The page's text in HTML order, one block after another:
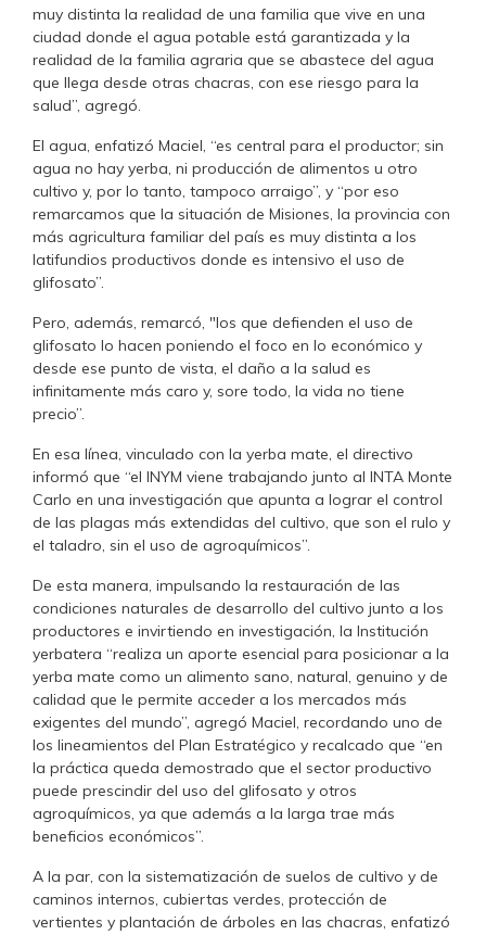
muy distinta la realidad de una familia que vive en una
ciudad donde el agua potable está garantizada y la
realidad de la familia agraria que se abastece del agua
que llega desde otras chacras, con ese riesgo para la
salud”, agregó.
El agua, enfatizó Maciel, “es central para el productor; sin
agua no hay yerba, ni producción de alimentos u otro
cultivo y, por lo tanto, tampoco arraigo”, y “por eso
remarcamos que la situación de Misiones, la provincia con
más agricultura familiar del país es muy distinta a los
latifundios productivos donde es intensivo el uso de
glifosato”.
Pero, además, remarcó, "los que defienden el uso de
glifosato lo hacen poniendo el foco en lo económico y
desde ese punto de vista, el daño a la salud es
infinitamente más caro y, sore todo, la vida no tiene
precio”.
En esa línea, vinculado con la yerba mate, el directivo
informó que “el INYM viene trabajando junto al INTA Monte
Carlo en una investigación que apunta a lograr el control
de las plagas más extendidas del cultivo, que son el rulo y
el taladro, sin el uso de agroquímicos”.
De esta manera, impulsando la restauración de las
condiciones naturales de desarrollo del cultivo junto a los
productores e invirtiendo en investigación, la Institución
yerbatera “realiza un aporte esencial para posicionar a la
yerba mate como un alimento sano, natural, genuino y de
calidad que le permite acceder a los mercados más
exigentes del mundo”, agregó Maciel, recordando uno de
los lineamientos del Plan Estratégico y recalcado que “en
la práctica queda demostrado que el sector productivo
puede prescindir del uso del glifosato y otros
agroquímicos, ya que además a la larga trae más
beneficios económicos”.
A la par, con la sistematización de suelos de cultivo y de
caminos internos, cubiertas verdes, protección de
vertientes y plantación de árboles en las chacras, enfatizó